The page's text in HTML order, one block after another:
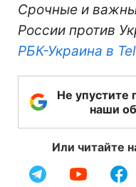
Срочные и
России против
РБК-Украина в
Не упустите
наши
Или читайте